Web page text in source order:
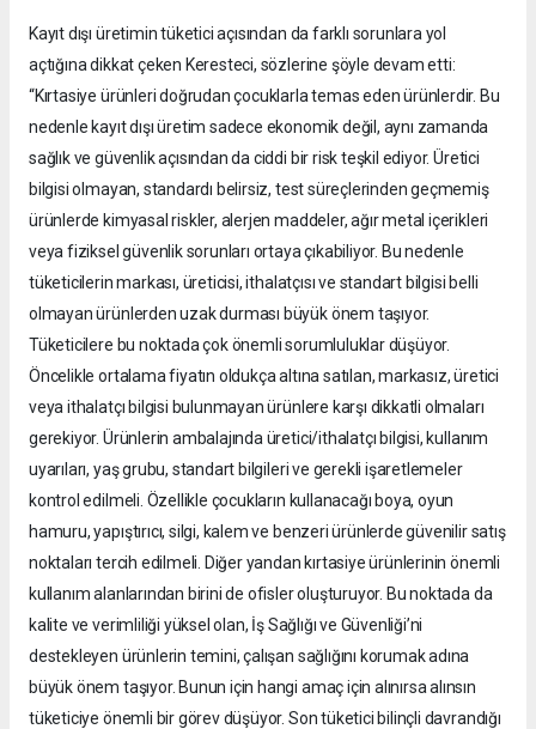
Kayıt dışı üretimin tüketici açısından da farklı sorunlara yol
açtığına dikkat çeken Keresteci, sözlerine şöyle devam etti:
“Kırtasiye ürünleri doğrudan çocuklarla temas eden ürünlerdir. Bu
nedenle kayıt dışı üretim sadece ekonomik değil, aynı zamanda
sağlık ve güvenlik açısından da ciddi bir risk teşkil ediyor. Üretici
bilgisi olmayan, standardı belirsiz, test süreçlerinden geçmemiş
ürünlerde kimyasal riskler, alerjen maddeler, ağır metal içerikleri
veya fiziksel güvenlik sorunları ortaya çıkabiliyor. Bu nedenle
tüketicilerin markası, üreticisi, ithalatçısı ve standart bilgisi belli
olmayan ürünlerden uzak durması büyük önem taşıyor.
Tüketicilere bu noktada çok önemli sorumluluklar düşüyor.
Öncelikle ortalama fiyatın oldukça altına satılan, markasız, üretici
veya ithalatçı bilgisi bulunmayan ürünlere karşı dikkatli olmaları
gerekiyor. Ürünlerin ambalajında üretici/ithalatçı bilgisi, kullanım
uyarıları, yaş grubu, standart bilgileri ve gerekli işaretlemeler
kontrol edilmeli. Özellikle çocukların kullanacağı boya, oyun
hamuru, yapıştırıcı, silgi, kalem ve benzeri ürünlerde güvenilir satış
noktaları tercih edilmeli. Diğer yandan kırtasiye ürünlerinin önemli
kullanım alanlarından birini de ofisler oluşturuyor. Bu noktada da
kalite ve verimliliği yüksel olan, İş Sağlığı ve Güvenliği’ni
destekleyen ürünlerin temini, çalışan sağlığını korumak adına
büyük önem taşıyor. Bunun için hangi amaç için alınırsa alınsın
tüketiciye önemli bir görev düşüyor. Son tüketici bilinçli davrandığı